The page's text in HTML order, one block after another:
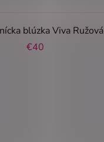
blúzka Viva Ružová
€40